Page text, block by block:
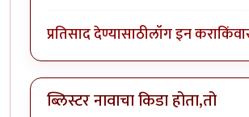
प्रतिसाद देण्यासाठीलॉग इन कराकिंवा
ब्लिस्टर नावाचा किडा होता,तो